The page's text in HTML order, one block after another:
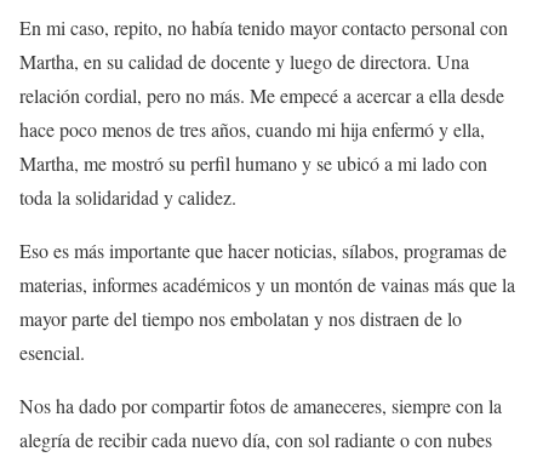
En mi caso, repito, no había tenido mayor contacto personal con
Martha, en su calidad de docente y luego de directora. Una
relación cordial, pero no más. Me empecé a acercar a ella desde
hace poco menos de tres años, cuando mi hija enfermó y ella,
Martha, me mostró su perfil humano y se ubicó a mi lado con
toda la solidaridad y calidez.
Eso es más importante que hacer noticias, sílabos, programas de
materias, informes académicos y un montón de vainas más que la
mayor parte del tiempo nos embolatan y nos distraen de lo
esencial.
Nos ha dado por compartir fotos de amaneceres, siempre con la
alegría de recibir cada nuevo día, con sol radiante o con nubes